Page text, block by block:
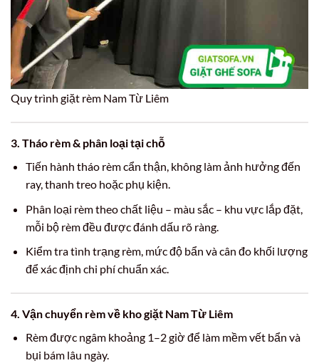
Quy trình giặt rèm Nam Từ Liêm
3. Tháo rèm & phân loại tại chỗ
Tiến hành tháo rèm cẩn thận, không làm ảnh hưởng đến
ray, thanh treo hoặc phụ kiện.
Phân loại rèm theo chất liệu – màu sắc – khu vực lắp đặt,
mỗi bộ rèm đều được đánh dấu rõ ràng.
Kiểm tra tình trạng rèm, mức độ bẩn và cân đo khối lượng
để xác định chi phí chuẩn xác.
4. Vận chuyển rèm về kho giặt Nam Từ Liêm
Rèm được ngâm khoảng 1–2 giờ để làm mềm vết bẩn và
bụi bám lâu ngày.